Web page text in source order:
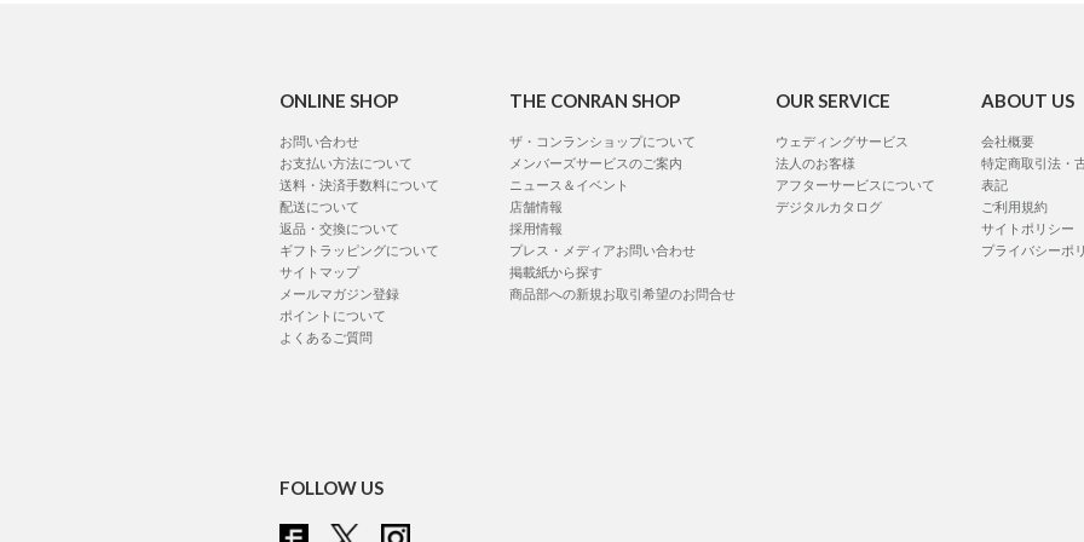
ONLINE SHOP
お問い合わせ
お支払い方法について
送料・決済手数料について
配送について
返品・交換について
ギフトラッピングについて
サイトマップ
メールマガジン登録
ポイントについて
よくあるご質問
THE CONRAN SHOP
ザ・コンランショップについて
メンバーズサービスのご案内
ニュース＆イベント
店舗情報
採用情報
プレス・メディアお問い合わせ
掲載紙から探す
商品部への新規お取引希望のお問合せ
OUR SERVICE
ウェディングサービス
法人のお客様
アフターサービスについて
デジタルカタログ
ABOUT US
会社概要
特定商取引法・
表記
ご利用規約
サイトポリシー
プライバシーポ
FOLLOW US